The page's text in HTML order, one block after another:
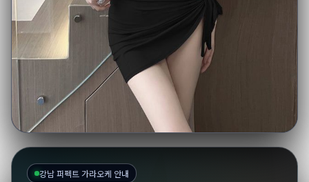
강남 퍼펙트 가라오케 안내